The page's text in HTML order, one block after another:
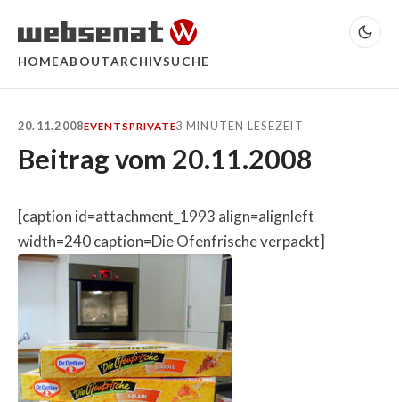
HOMEABOUTARCHIVSUCHE
20.11.2008EVENTSPRIVATE3 MINUTEN LESEZEIT
Beitrag vom 20.11.2008
[caption id=attachment_1993 align=alignleft
width=240 caption=Die Ofenfrische verpackt]